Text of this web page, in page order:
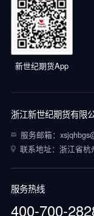
新世纪期货App
浙江新世纪期货有限
服务邮箱：
联系地址：浙江省杭
服务热线
400-700-